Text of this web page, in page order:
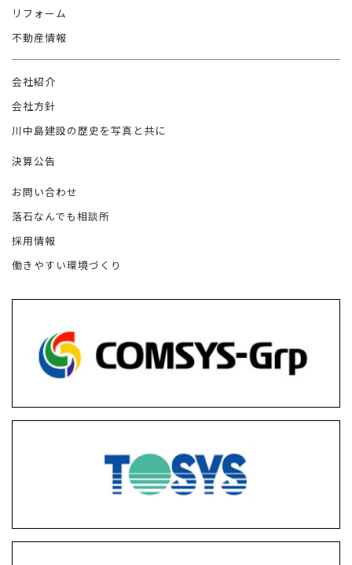
リフォーム
不動産情報
会社紹介
会社方針
川中島建設の歴史を写真と共に
決算公告
お問い合わせ
落石なんでも相談所
採用情報
働きやすい環境づくり